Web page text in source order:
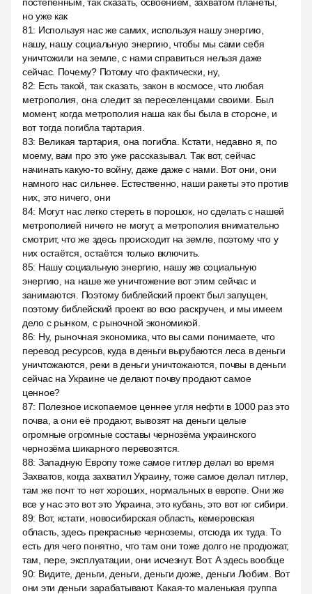
но уже как
81: Используя нас же самих, используя нашу энергию,
нашу, нашу социальную энергию, чтобы мы сами себя
уничтожили на земле, с нами справиться нельзя даже
сейчас. Почему? Потому что фактически, ну,
82: Есть такой, так сказать, закон в космосе, что любая
метрополия, она следит за переселенцами своими. Был
момент, когда метрополия наша как бы была в стороне, и
вот тогда погибла тартария.
83: Великая тартария, она погибла. Кстати, недавно я, по
моему, вам про это уже рассказывал. Так вот, сейчас
начинать какую-то войну, даже даже с нами. Вот они, они
намного нас сильнее. Естественно, наши ракеты это против
них, это ничего, они
84: Могут нас легко стереть в порошок, но сделать с нашей
метрополией ничего не могут, а метрополия внимательно
смотрит, что же здесь происходит на земле, поэтому что у
них остаётся, остаётся только включить.
85: Нашу социальную энергию, нашу же социальную
энергию, на наше же уничтожение вот этим сейчас и
занимаются. Поэтому библейский проект был запущен,
поэтому библейский проект во всю раскручен, и мы имеем
дело с рынком, с рыночной экономикой.
86: Ну, рыночная экономика, что вы сами понимаете, что
перевод ресурсов, куда в деньги вырубаются леса в деньги
уничтожаются, реки в деньги уничтожаются, почвы в деньги
сейчас на Украине че делают почву продают самое
ценное?
87: Полезное ископаемое ценнее угля нефти в 1000 раз это
почва, а они её продают, вывозят на деньги целые
огромные огромные составы чернозёма украинского
чернозёма шикарного перевозятся.
88: Западную Европу тоже самое гитлер делал во время
Захватов, когда захватил Украину, тоже самое делал гитлер,
там же почт то нет хороших, нормальных в европе. Они же
все у нас это вот это Украина, это кубань, это вот юг сибири.
89: Вот, кстати, новосибирская область, кемеровская
область, здесь прекрасные черноземы, отсюда их туда. То
есть для чего понятно, что там они тоже долго не продюжат,
там, пере, эксплуатации, они исчезнут. Вот. А здесь вообще
90: Видите, деньги, деньги, деньги дюже, деньги Любим. Вот
они эти деньги зарабатывают. Какая-то маленькая группа